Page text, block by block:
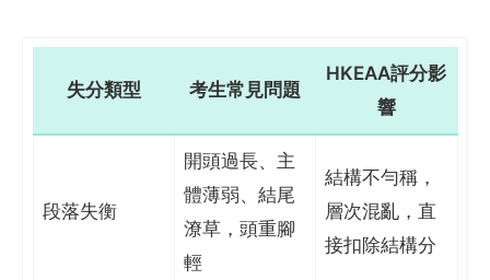
失分類型 考生常見問題
HKEAA評分影
響
段落失衡
開頭過長、主
體薄弱、結尾
潦草，頭重腳
輕
結構不勻稱，
層次混亂，直
接扣除結構分